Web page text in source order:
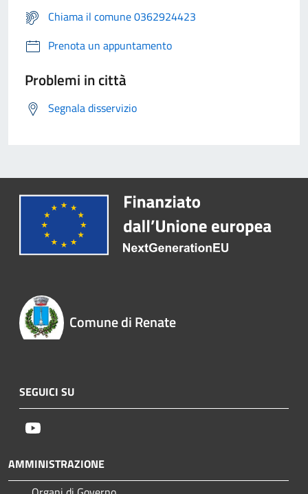
Chiama il comune 0362924423
Prenota un appuntamento
Problemi in città
Segnala disservizio
Comune di Renate
SEGUICI SU
AMMINISTRAZIONE